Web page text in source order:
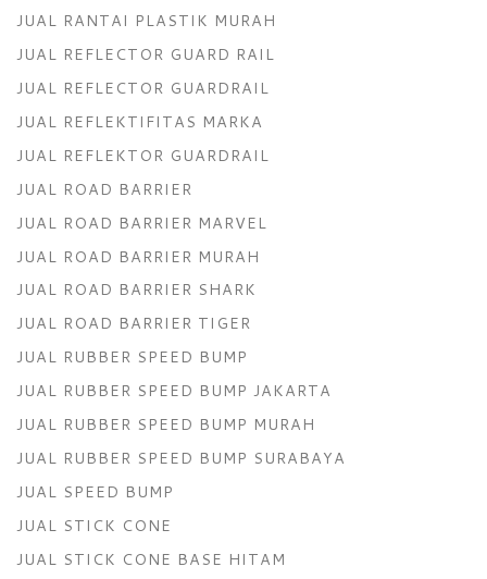
JUAL RANTAI PLASTIK MURAH
JUAL REFLECTOR GUARD RAIL
JUAL REFLECTOR GUARDRAIL
JUAL REFLEKTIFITAS MARKA
JUAL REFLEKTOR GUARDRAIL
JUAL ROAD BARRIER
JUAL ROAD BARRIER MARVEL
JUAL ROAD BARRIER MURAH
JUAL ROAD BARRIER SHARK
JUAL ROAD BARRIER TIGER
JUAL RUBBER SPEED BUMP
JUAL RUBBER SPEED BUMP JAKARTA
JUAL RUBBER SPEED BUMP MURAH
JUAL RUBBER SPEED BUMP SURABAYA
JUAL SPEED BUMP
JUAL STICK CONE
JUAL STICK CONE BASE HITAM